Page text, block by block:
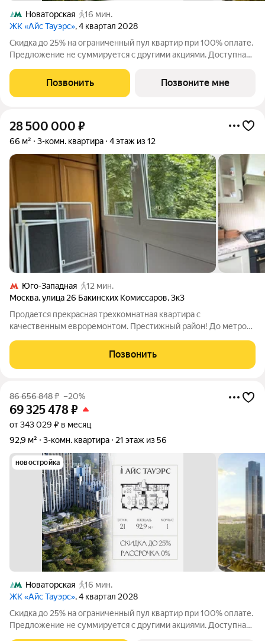
Новаторская
16 мин.
ЖК «Айс Тауэрс», 4 квартал 2028
Скидка до 25% на ограниченный пул квартир при 100% оплате.
Предложение не суммируется с другими акциями. Доступна
комнатная квартира 93.6 м на 4 этаже в премиальном ЖК «Айс
Тауэрс» (ЗАО Москвы, ул.
Позвонить Позвоните мне
28 500 000 ₽
66 м² 3-комн. квартира 4 этаж из 12
Юго-Западная
12 мин.
Москва,улица 26 Бакинских Комиссаров,3к3
Продается прекрасная трехкомнатная квартира с
качественным евроремонтом. Престижный район! До метро
две застекленные лоджии! Комнаты все изолированные, 16-
15-13, что обеспечивает комфорт и
Позвонить
86 656 848₽ –20%
69 325 478₽
от 343 029 ₽ в месяц
92,9 м²
3-комн. квартира 21 этаж из 56
новостройка
Новаторская
16 мин.
ЖК «Айс Тауэрс», 4 квартал 2028
Скидка до 25% на ограниченный пул квартир при 100% оплате.
Предложение не суммируется с другими акциями. Доступна